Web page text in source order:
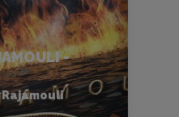
-
Rajamouli